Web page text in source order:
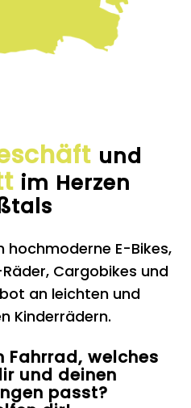
und
im Herzen
hochmoderne E-Bikes,
Cargobikes und
an leichten und
Kinderrädern.
Fahrrad, welches
und deinen
passt?